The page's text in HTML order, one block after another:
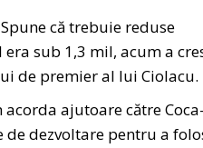
că trebuie reduse
sub 1,3 mil, acum a
de premier al lui Ciolacu.
ajutoare către
dezvoltare pentru a